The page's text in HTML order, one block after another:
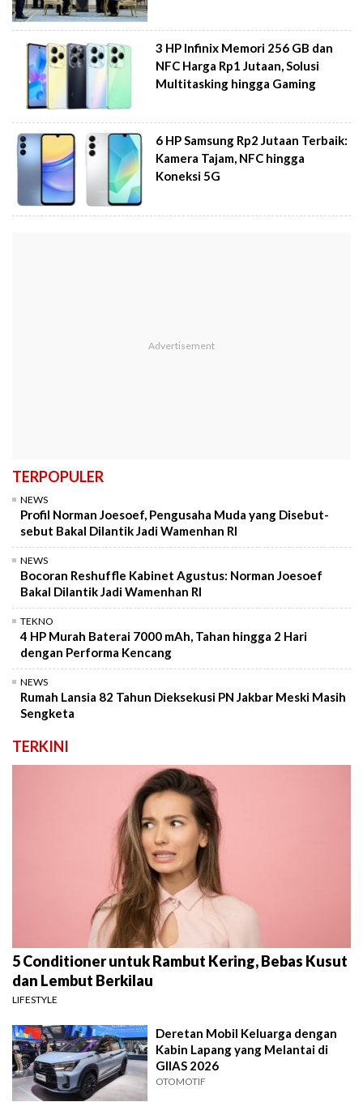
3 HP Infinix Memori 256 GB dan
NFC Harga Rp1 Jutaan, Solusi
Multitasking hingga Gaming
6 HP Samsung Rp2 Jutaan Terbaik:
Kamera Tajam, NFC hingga
Koneksi 5G
TERPOPULER
NEWS
Profil Norman Joesoef, Pengusaha Muda yang Disebut-
sebut Bakal Dilantik Jadi Wamenhan RI
NEWS
Bocoran Reshuffle Kabinet Agustus: Norman Joesoef
Bakal Dilantik Jadi Wamenhan RI
TEKNO
4 HP Murah Baterai 7000 mAh, Tahan hingga 2 Hari
dengan Performa Kencang
NEWS
Rumah Lansia 82 Tahun Dieksekusi PN Jakbar Meski Masih
Sengketa
TERKINI
5 Conditioner untuk Rambut Kering, Bebas Kusut
dan Lembut Berkilau
LIFESTYLE
Deretan Mobil Keluarga dengan
Kabin Lapang yang Melantai di
GIIAS 2026
OTOMOTIF